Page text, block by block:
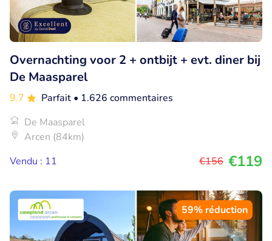
Overnachting voor 2 + ontbijt + evt. diner bij
De Maasparel
9.7 Parfait • 1.626 commentaires
De Maasparel
Arcen (84km)
Vendu : 11
€156 €119
59% réduction